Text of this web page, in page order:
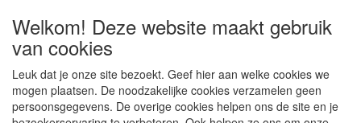
Voorwaarden
BIJ BESTELLINGEN ONDER DE € 125,00 EXCLUSIEF BTW
BRENGEN WIJ IN NEDERLAND € 5,87 VERZENDKOSTEN
IN REKENING (BELGIË € 9,09). VERZENDKOSTEN
Welkom! Deze website maakt gebruik
van cookies
Leuk dat je onze site bezoekt. Geef hier aan welke cookies we
mogen plaatsen. De noodzakelijke cookies verzamelen geen
persoonsgegevens. De overige cookies helpen ons de site en je